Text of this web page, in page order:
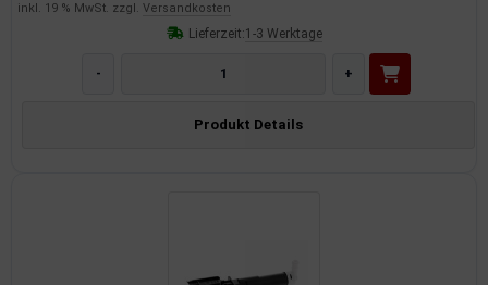
inkl. 19 % MwSt. zzgl. Versandkosten
Lieferzeit:1-3 Werktage
- +
Produkt Details